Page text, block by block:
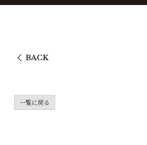
BACK
一覧に戻る